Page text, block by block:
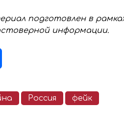
подготовлен в
информации.
Россия фейк